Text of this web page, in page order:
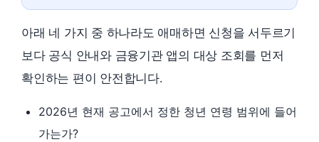
아래 네 가지 중 하나라도 애매하면 신청을 서두르기
보다 공식 안내와 금융기관 앱의 대상 조회를 먼저
확인하는 편이 안전합니다.
2026년 현재 공고에서 정한 청년 연령 범위에 들어
가는가?